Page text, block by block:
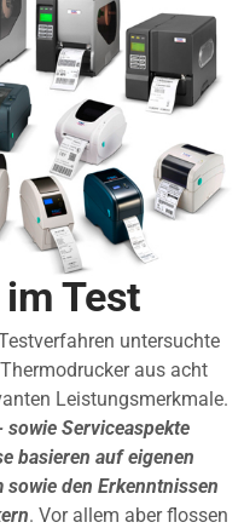
Test
untersuchte
aus acht
Leistungsmerkmale.
sowie Serviceaspekte
basieren auf eigenen
den Erkenntnissen
. Vor allem aber flossen